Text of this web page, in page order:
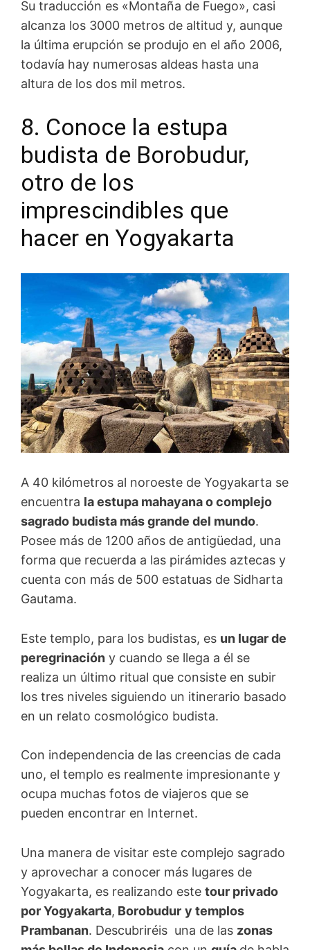
Su traducción es «Montaña de Fuego», casi
alcanza los 3000 metros de altitud y, aunque
la última erupción se produjo en el año 2006,
todavía hay numerosas aldeas hasta una
altura de los dos mil metros.
8. Conoce la estupa
budista de Borobudur,
otro de los
imprescindibles que
hacer en Yogyakarta
A 40 kilómetros al noroeste de Yogyakarta se
encuentra la estupa mahayana o complejo
sagrado budista más grande del mundo.
Posee más de 1200 años de antigüedad, una
forma que recuerda a las pirámides aztecas y
cuenta con más de 500 estatuas de Sidharta
Gautama.
Este templo, para los budistas, es un lugar de
peregrinación y cuando se llega a él se
realiza un último ritual que consiste en subir
los tres niveles siguiendo un itinerario basado
en un relato cosmológico budista.
Con independencia de las creencias de cada
uno, el templo es realmente impresionante y
ocupa muchas fotos de viajeros que se
pueden encontrar en Internet.
Una manera de visitar este complejo sagrado
y aprovechar a conocer más lugares de
Yogyakarta, es realizando este tour privado
por Yogyakarta, Borobudur y templos
Prambanan. Descubriréis una de las zonas